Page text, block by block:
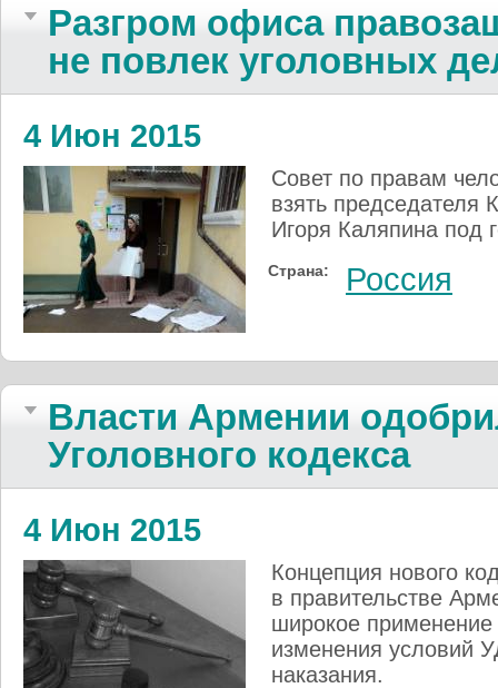
Разгром офиса
не повлек уголовных
4 Июн 2015
Совет по правам
взять председателя
Игоря Каляпина под
Страна: Россия
Власти Армении
Уголовного кодекса
4 Июн 2015
Концепция нового
в правительстве
широкое применение
изменения условий
наказания.